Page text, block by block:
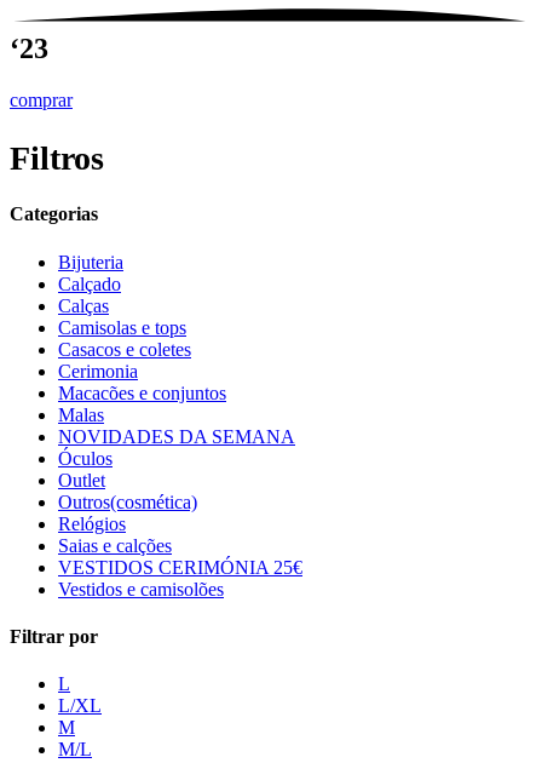
‘23
comprar
Filtros
Categorias
Bijuteria
Calçado
Calças
Camisolas e tops
Casacos e coletes
Cerimonia
Macacões e conjuntos
Malas
NOVIDADES DA SEMANA
Óculos
Outlet
Outros(cosmética)
Relógios
Saias e calções
VESTIDOS CERIMÓNIA 25€
Vestidos e camisolões
Filtrar por
L
L/XL
M
M/L